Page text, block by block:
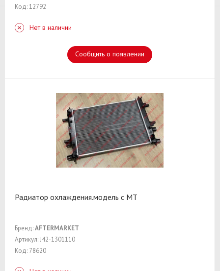
Код: 12792
Нет в наличии
Сообщить о появлении
Радиатор охлаждения.модель с МТ
Бренд:AFTERMARKET
Артикул: J42-1301110
Код: 78620